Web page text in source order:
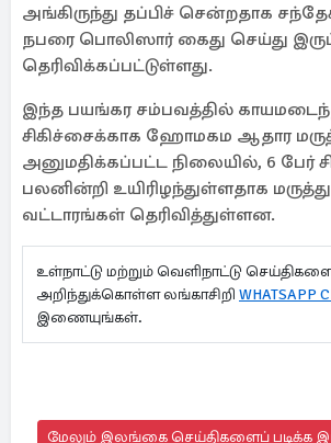
அங்கிருந்து தப்பிச் சென்றதாக
நபரை பொலிஸார் கைது செய்து
தெரிவிக்கப்பட்டுள்ளது.
இந்த பயங்கர சம்பவத்தில்
சிகிச்சைக்காக ஹோமகம ஆதார
அனுமதிக்கப்பட்ட நிலையில், 6 பேர்
பலனின்றி உயிரிழந்துள்ளதாக
வட்டாரங்கள் தெரிவித்துள்ளன.
உள்நாட்டு மற்றும் வெளிநாட்டு
அறிந்துக்கொள்ள லங்காசிறி WHATSAPP
இணையுங்கள்.
மேலும் இலங்கை செய்திகளைப் படிக்க